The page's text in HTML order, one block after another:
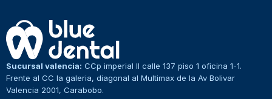
Sucursal valencia: CCp imperial II calle 137 piso 1 oficina 1-1.
Frente al CC la galeria, diagonal al Multimax de la Av Bolivar
Valencia 2001, Carabobo.